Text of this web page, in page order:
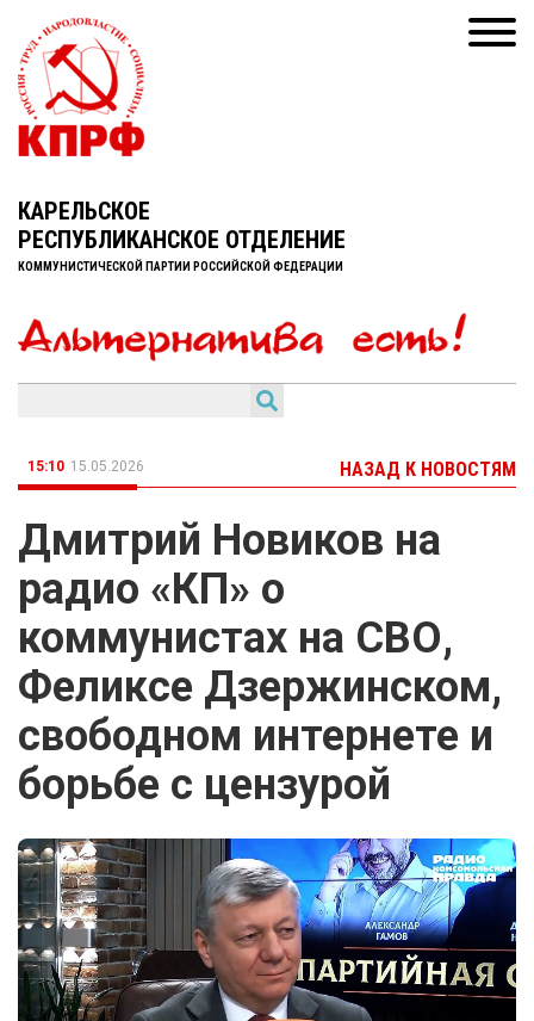
КАРЕЛЬСКОЕ
РЕСПУБЛИКАНСКОЕ ОТДЕЛЕНИЕ
КОММУНИСТИЧЕСКОЙ ПАРТИИ РОССИЙСКОЙ ФЕДЕРАЦИИ
15:10 15.05.2026 НАЗАД К НОВОСТЯМ
Дмитрий Новиков на
радио «КП» о
коммунистах на СВО,
Феликсе Дзержинском,
свободном интернете и
борьбе с цензурой